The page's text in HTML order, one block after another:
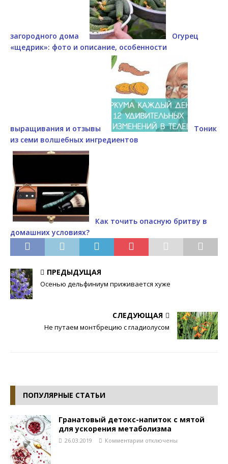
загородного дома
Огурец
«щедрик»: фото и описание, особенности
выращивания и отзывы
Тоник
из семи волшебных ингредиентов
Как точить опасную бритву в
домашних условиях?
ПРЕДЫДУЩАЯ
Осенью дельфиниум приживается хуже
СЛЕДУЮЩАЯ
Не путаем монтбрецию с гладиолусом
ПОПУЛЯРНЫЕ СТАТЬИ
Гранатовый детокс-напиток с мятой
для ускорения метаболизма
26.03.2019 Комментарии отключены